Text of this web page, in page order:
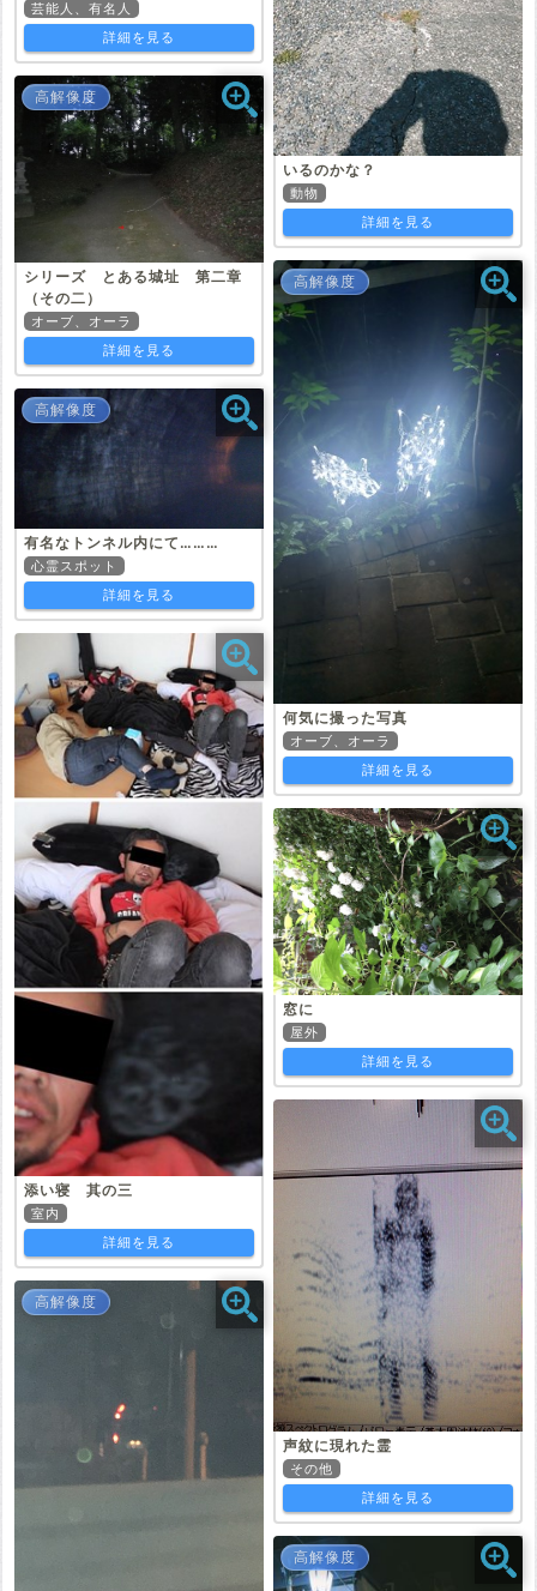
芸能人、有名人
詳細を見る
高解像度
シリーズ とある城址 第二章
（その二）
オーブ、オーラ
詳細を見る
高解像度
有名なトンネル内にて………
心霊スポット
詳細を見る
添い寝 其の三
室内
詳細を見る
高解像度
いるのかな？
動物
詳細を見る
高解像度
何気に撮った写真
オーブ、オーラ
詳細を見る
窓に
屋外
詳細を見る
声紋に現れた霊
その他
詳細を見る
高解像度